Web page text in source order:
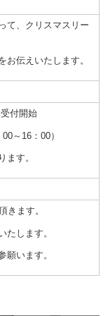
て、クリスマスリー
お伝えいたします。
付開始
～16：00）
す。
きます。
たします。
願います。